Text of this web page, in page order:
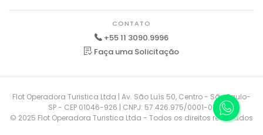
CONTATO
+55 11 3090.9996
Faça uma Solicitação
Flot Operadora Turistica Ltda | Av. São Luís 50, Centro - São Paulo-
SP - CEP 01046-926 | CNPJ: 57.426.975/0001-01
© 2025 Flot Operadora Turistica Ltda - Todos os direitos reservados